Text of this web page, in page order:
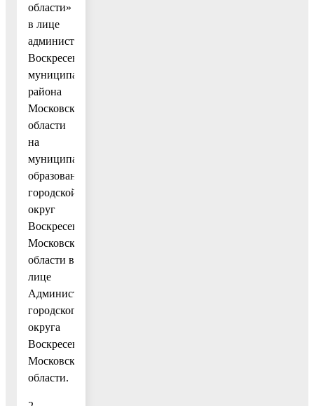
области»
в лице
администрации
Воскресенского
муниципального
района
Московской
области
на
муниципальное
образование
городской
округ
Воскресенск
Московской
области в
лице
Администрации
городского
округа
Воскресенск
Московской
области.